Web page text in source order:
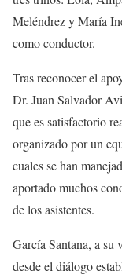
Meléndrez yMaría
como conductor.
Tras reconocer el
Dr. Juan Salvador
que es satisfactorio
organizado por un
cuales se han
aportadomuchos
de los asistentes.
García Santana, a su
desde el diálogo